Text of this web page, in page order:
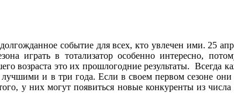
событие для всех, кто увлечен ими. 25
играть в тотализатор особенно интересно,
возраста это их прошлогодние результаты. Всегда
и в три года. Если в своем первом сезоне
у них могут появиться новые конкуренты из